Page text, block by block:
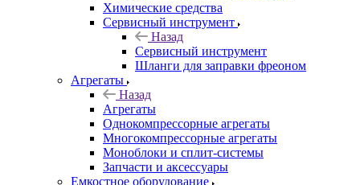
Химические средства
Сервисный инструмент
Назад
Сервисный инструмент
Шланги для заправки фреоном
Агрегаты
Назад
Агрегаты
Однокомпрессорные агрегаты
Многокомпрессорные агрегаты
Моноблоки и сплит-системы
Запчасти и аксессуары
Емкостное оборудование